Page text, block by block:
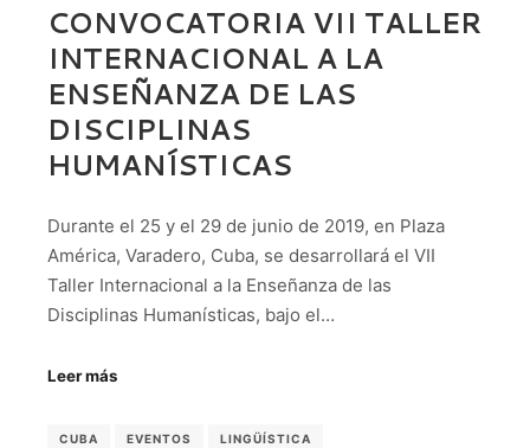
CONVOCATORIA VII TALLER
INTERNACIONAL A LA
ENSEÑANZA DE LAS
DISCIPLINAS
HUMANÍSTICAS
Durante el 25 y el 29 de junio de 2019, en Plaza
América, Varadero, Cuba, se desarrollará el VII
Taller Internacional a la Enseñanza de las
Disciplinas Humanísticas, bajo el…
Leer más
CUBA EVENTOS LINGÜÍSTICA